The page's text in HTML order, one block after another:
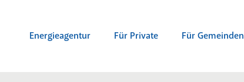
Energieagentur Für Private Für Gemeinden